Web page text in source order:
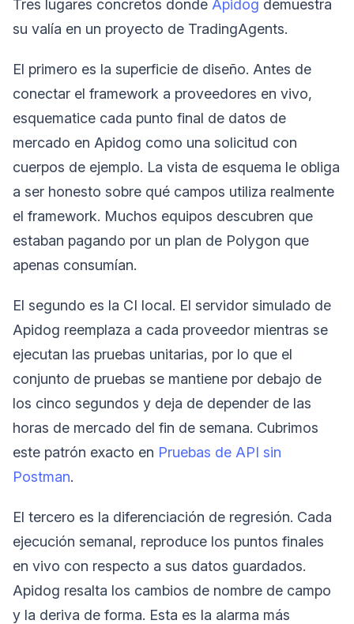
Tres lugares concretos donde Apidog demuestra
su valía en un proyecto de TradingAgents.
El primero es la superficie de diseño. Antes de
conectar el framework a proveedores en vivo,
esquematice cada punto final de datos de
mercado en Apidog como una solicitud con
cuerpos de ejemplo. La vista de esquema le obliga
a ser honesto sobre qué campos utiliza realmente
el framework. Muchos equipos descubren que
estaban pagando por un plan de Polygon que
apenas consumían.
El segundo es la CI local. El servidor simulado de
Apidog reemplaza a cada proveedor mientras se
ejecutan las pruebas unitarias, por lo que el
conjunto de pruebas se mantiene por debajo de
los cinco segundos y deja de depender de las
horas de mercado del fin de semana. Cubrimos
este patrón exacto en Pruebas de API sin
Postman.
El tercero es la diferenciación de regresión. Cada
ejecución semanal, reproduce los puntos finales
en vivo con respecto a sus datos guardados.
Apidog resalta los cambios de nombre de campo
y la deriva de forma. Esta es la alarma más